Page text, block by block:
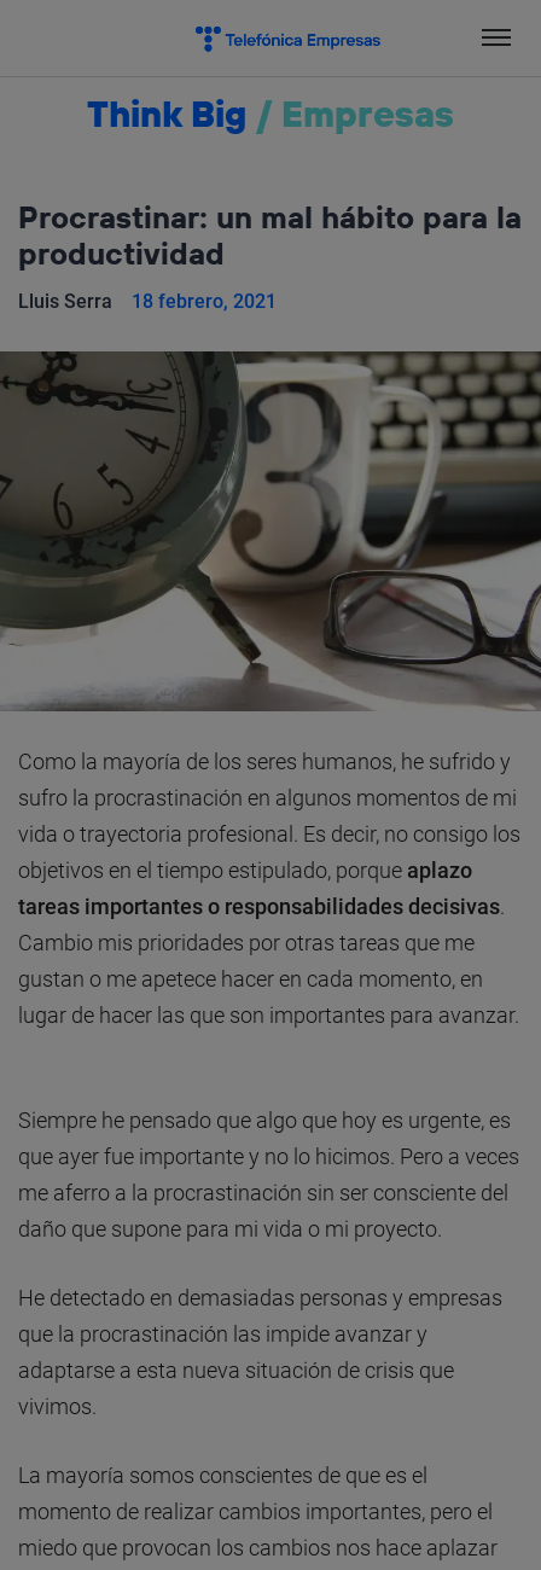
Think Big / Empresas
Procrastinar: un mal hábito para la
productividad
Lluis Serra 18 febrero, 2021
Como la mayoría de los seres humanos, he sufrido y
sufro la procrastinación en algunos momentos de mi
vida o trayectoria profesional. Es decir, no consigo los
objetivos en el tiempo estipulado, porque aplazo
tareas importantes o responsabilidades decisivas.
Cambio mis prioridades por otras tareas que me
gustan o me apetece hacer en cada momento, en
lugar de hacer las que son importantes para avanzar.
Siempre he pensado que algo que hoy es urgente, es
que ayer fue importante y no lo hicimos. Pero a veces
me aferro a la procrastinación sin ser consciente del
daño que supone para mi vida o mi proyecto.
He detectado en demasiadas personas y empresas
que la procrastinación las impide avanzar y
adaptarse a esta nueva situación de crisis que
vivimos.
La mayoría somos conscientes de que es el
momento de realizar cambios importantes, pero el
miedo que provocan los cambios nos hace aplazar